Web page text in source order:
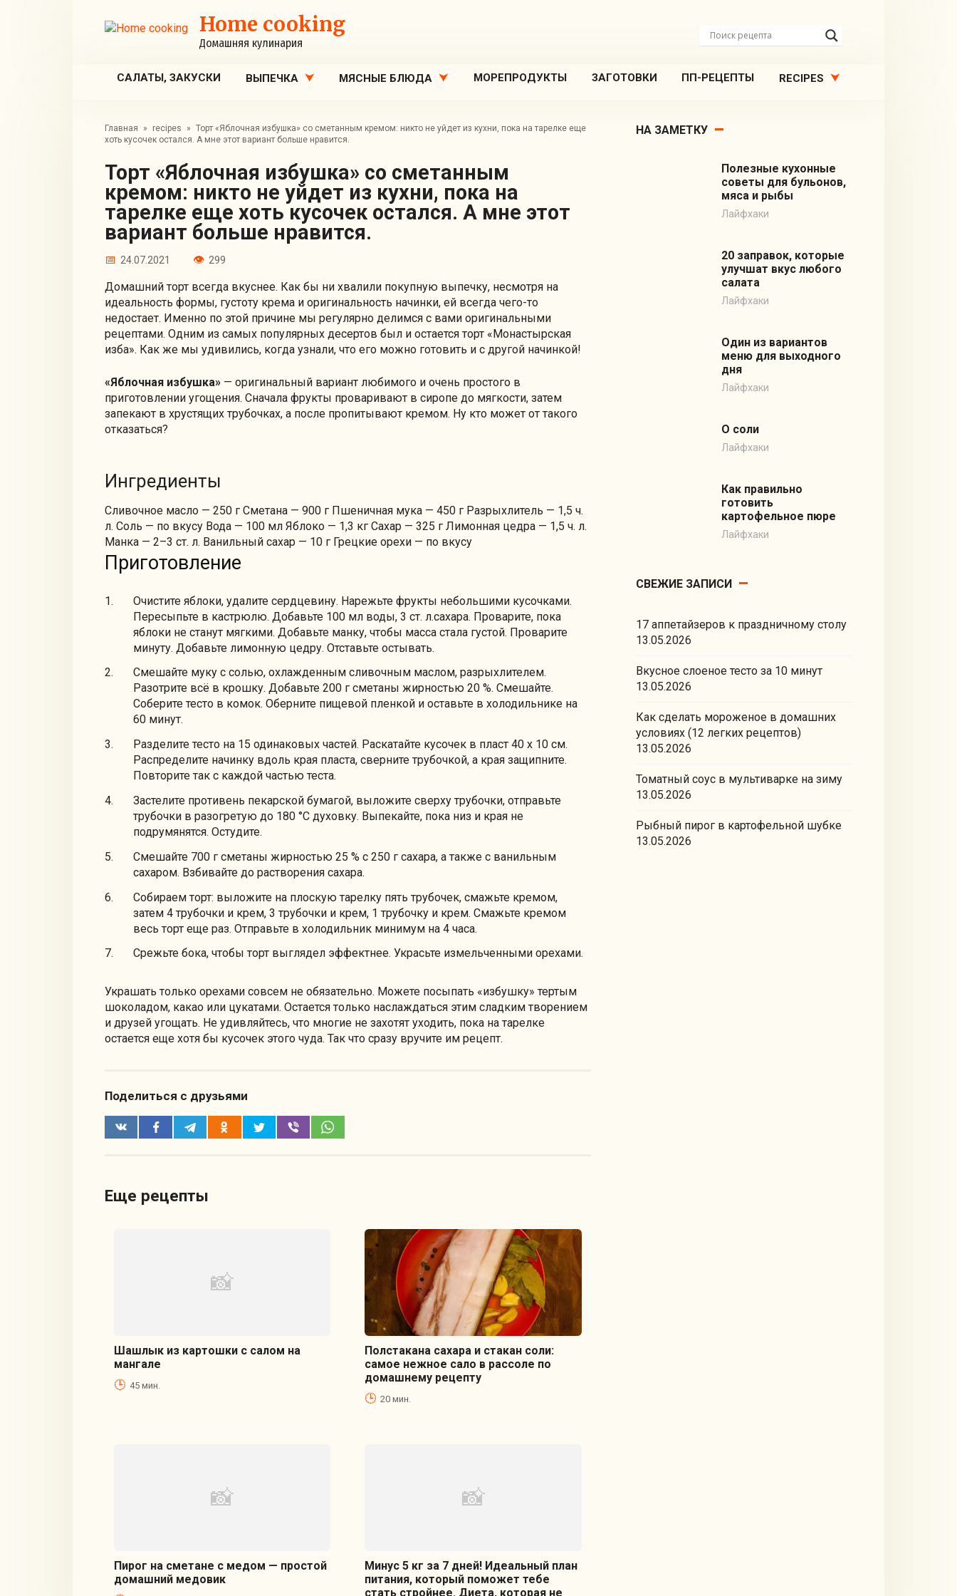
Home cooking
Домашняя кулинария
САЛАТЫ, ЗАКУСКИ ВЫПЕЧКА МЯСНЫЕ БЛЮДА МОРЕПРОДУКТЫ ЗАГОТОВКИ ПП-РЕЦЕПТЫ RECIPES
Главная » recipes » Торт «Яблочная избушка» со сметанным кремом: никто не уйдет из кухни, пока на тарелке еще
хоть кусочек остался. А мне этот вариант больше нравится.
Торт «Яблочная избушка» со сметанным
кремом: никто не уйдет из кухни, пока на
тарелке еще хоть кусочек остался. А мне этот
вариант больше нравится.
24.07.2021 299
Домашний торт всегда вкуснее. Как бы ни хвалили покупную выпечку, несмотря на
идеальность формы, густоту крема и оригинальность начинки, ей всегда чего-то
недостает. Именно по этой причине мы регулярно делимся с вами оригинальными
рецептами. Одним из самых популярных десертов был и остается торт «Монастырская
изба». Как же мы удивились, когда узнали, что его можно готовить и с другой начинкой!
«Яблочная избушка» — оригинальный вариант любимого и очень простого в
приготовлении угощения. Сначала фрукты проваривают в сиропе до мягкости, затем
запекают в хрустящих трубочках, а после пропитывают кремом. Ну кто может от такого
отказаться?
Ингредиенты
Сливочное масло — 250 г Сметана — 900 г Пшеничная мука — 450 г Разрыхлитель — 1,5 ч.
л. Соль — по вкусу Вода — 100 мл Яблоко — 1,3 кг Сахар — 325 г Лимонная цедра — 1,5 ч. л.
Манка — 2–3 ст. л. Ванильный сахар — 10 г Грецкие орехи — по вкусу
Приготовление
Очистите яблоки, удалите сердцевину. Нарежьте фрукты небольшими кусочками.
Пересыпьте в кастрюлю. Добавьте 100 мл воды, 3 ст. л.сахара. Проварите, пока
яблоки не станут мягкими. Добавьте манку, чтобы масса стала густой. Проварите
минуту. Добавьте лимонную цедру. Отставьте остывать.
Смешайте муку с солью, охлажденным сливочным маслом, разрыхлителем.
Разотрите всё в крошку. Добавьте 200 г сметаны жирностью 20 %. Смешайте.
Соберите тесто в комок. Оберните пищевой пленкой и оставьте в холодильнике на
60 минут.
Разделите тесто на 15 одинаковых частей. Раскатайте кусочек в пласт 40 х 10 см.
Распределите начинку вдоль края пласта, сверните трубочкой, а края защипните.
Повторите так с каждой частью теста.
Застелите противень пекарской бумагой, выложите сверху трубочки, отправьте
трубочки в разогретую до 180 °С духовку. Выпекайте, пока низ и края не
подрумянятся. Остудите.
Смешайте 700 г сметаны жирностью 25 % с 250 г сахара, а также с ванильным
сахаром. Взбивайте до растворения сахара.
Собираем торт: выложите на плоскую тарелку пять трубочек, смажьте кремом,
затем 4 трубочки и крем, 3 трубочки и крем, 1 трубочку и крем. Смажьте кремом
весь торт еще раз. Отправьте в холодильник минимум на 4 часа.
Срежьте бока, чтобы торт выглядел эффектнее. Украсьте измельченными орехами.
Украшать только орехами совсем не обязательно. Можете посыпать «избушку» тертым
шоколадом, какао или цукатами. Остается только наслаждаться этим сладким творением
и друзей угощать. Не удивляйтесь, что многие не захотят уходить, пока на тарелке
остается еще хотя бы кусочек этого чуда. Так что сразу вручите им рецепт.
Поделиться с друзьями
Еще рецепты
Шашлык из картошки с салом на
мангале
45 мин.
Полстакана сахара и стакан соли:
самое нежное сало в рассоле по
домашнему рецепту
20 мин.
Пирог на сметане с медом — простой
домашний медовик
Минус 5 кг за 7 дней! Идеальный план
питания, который поможет тебе
стать стройнее. Диета, которая не
НА ЗАМЕТКУ
Полезные кухонные
советы для бульонов,
мяса и рыбы
Лайфхаки
20 заправок, которые
улучшат вкус любого
салата
Лайфхаки
Один из вариантов
меню для выходного
дня
Лайфхаки
О соли
Лайфхаки
Как правильно
готовить
картофельное пюре
Лайфхаки
СВЕЖИЕ ЗАПИСИ
17 аппетайзеров к праздничному столу
13.05.2026
Вкусное слоеное тесто за 10 минут
13.05.2026
Как сделать мороженое в домашних
условиях (12 легких рецептов)
13.05.2026
Томатный соус в мультиварке на зиму
13.05.2026
Рыбный пирог в картофельной шубке
13.05.2026